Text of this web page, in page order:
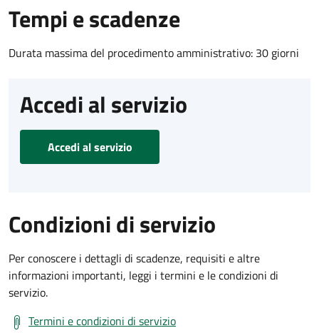
Tempi e scadenze
Durata massima del procedimento amministrativo: 30 giorni
Accedi al servizio
Accedi al servizio
Condizioni di servizio
Per conoscere i dettagli di scadenze, requisiti e altre
informazioni importanti, leggi i termini e le condizioni di
servizio.
Termini e condizioni di servizio